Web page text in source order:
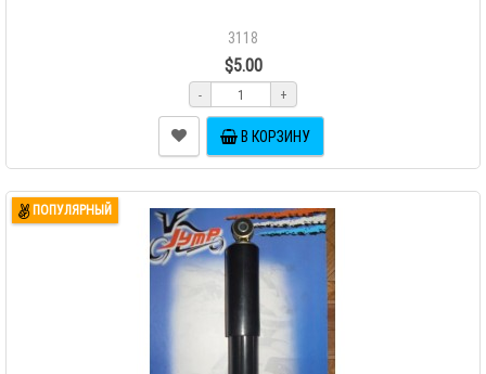
3118
$5.00
- +
В КОРЗИНУ
ПОПУЛЯРНЫЙ